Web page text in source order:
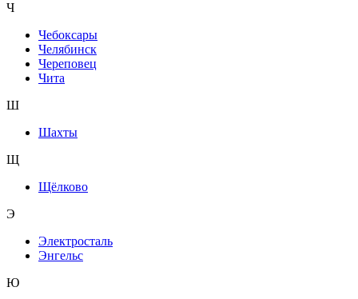
Ч
Чебоксары
Челябинск
Череповец
Чита
Ш
Шахты
Щ
Щёлково
Э
Электросталь
Энгельс
Ю